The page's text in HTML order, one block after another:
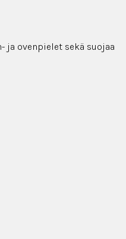
ja ovenpielet sekä suojaa